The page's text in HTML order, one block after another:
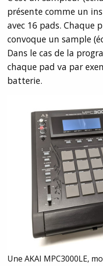
présente comme un
avec 16 pads. Chaque
convoque un sample
Dans le cas de la
chaque pad va par
batterie.
Une AKAI MPC3000LE,